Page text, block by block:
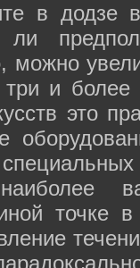
в додзе
можно
и
это
точке